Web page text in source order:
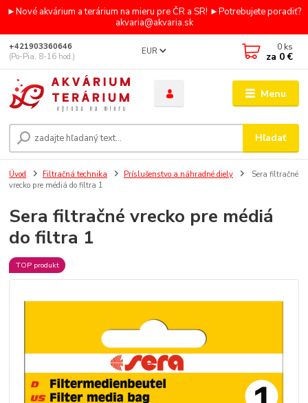
►Nové akvárium a terárium na mieru pre ČR a SR! ►Potrebujete poradiť?
akvaria@akvaria.sk
Menu
EUR
Hľadať
+421903360646
(Po-Pia, 8-16 hod.)
0 ks
za 0 €
Úvod Filtračná technika Príslušenstvo a náhradné diely
Sera filtračné
vrecko pre médiá do filtra 1
Sera filtračné vrecko pre médiá
do filtra 1
TOP produkt